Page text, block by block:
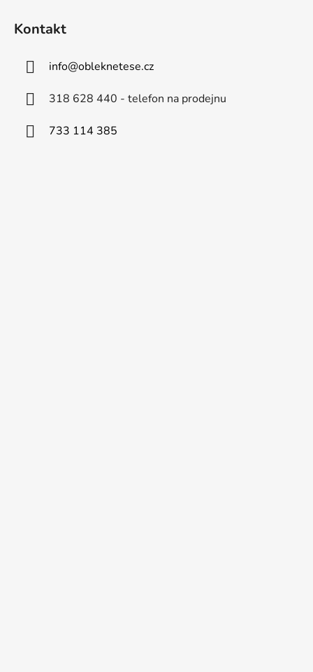
Kontakt
info@obleknetese.cz
318 628 440 - telefon na prodejnu
733 114 385